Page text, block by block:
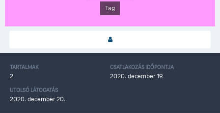
Tag
TARTALMAK
2
CSATLAKOZÁS IDŐPONTJA
2020. december 19.
UTOLSÓ LÁTOGATÁS
2020. december 20.